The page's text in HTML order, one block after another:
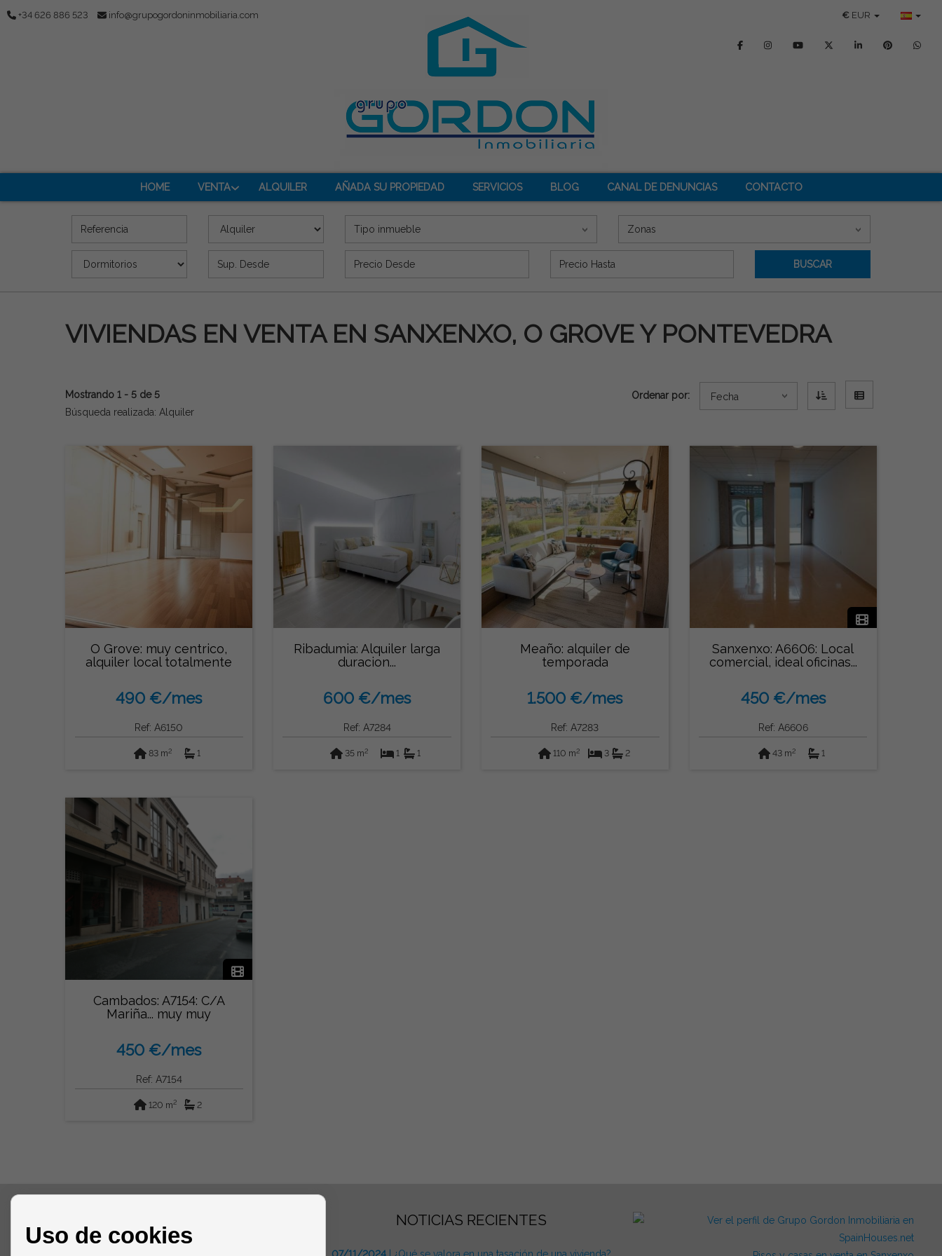
+34 626 886 523 info@grupogordoninmobiliaria.com € EUR
HOME VENTA ALQUILER AÑADA SU PROPIEDAD SERVICIOS BLOG CANAL DE DENUNCIAS CONTACTO
Referencia Oferta
Tipo inmueble Zonas
Dormitorios Superficie (m2) Precio (€)
BUSCAR
VIVIENDAS EN VENTA EN SANXENXO, O GROVE Y PONTEVEDRA
Mostrando 1 - 5 de 5
Búsqueda realizada: Alquiler
Ordenar por: Fecha
O Grove: muy centrico,
alquiler local totalmente
490 €/mes
Ref: A6150
83 m2 1
Ribadumia: Alquiler larga
duracion...
600 €/mes
Ref: A7284
35 m2 1 1
Meaño: alquiler de
temporada
1.500 €/mes
Ref: A7283
110 m2 3 2
Sanxenxo: A6606: Local
comercial, ideal oficinas...
450 €/mes
Ref: A6606
43 m2 1
Cambados: A7154: C/A
Mariña... muy muy
450 €/mes
Ref: A7154
120 m2 2
NOTICIAS RECIENTES
Uso de cookies